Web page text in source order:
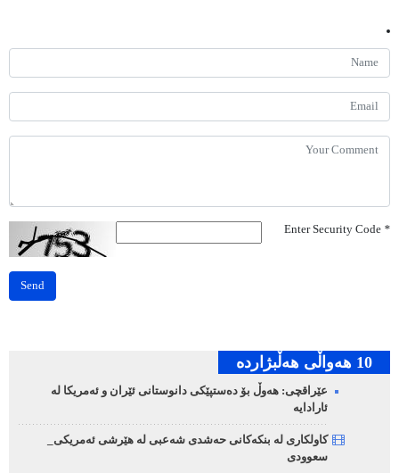
*
Send
10 هه‌واڵی هه‌ڵبژارده‌
عێراقچی: هەوڵ بۆ دەستپێکی دانوستانی ئێران و ئەمریکا لە
ئارادایە
کاولکاری لە بنکەکانی حەشدی شەعبی لە هێرشی ئەمریکی_
سعوودی